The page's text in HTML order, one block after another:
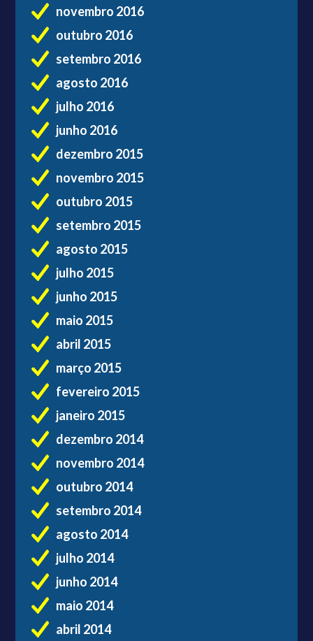
novembro 2016
outubro 2016
setembro 2016
agosto 2016
julho 2016
junho 2016
dezembro 2015
novembro 2015
outubro 2015
setembro 2015
agosto 2015
julho 2015
junho 2015
maio 2015
abril 2015
março 2015
fevereiro 2015
janeiro 2015
dezembro 2014
novembro 2014
outubro 2014
setembro 2014
agosto 2014
julho 2014
junho 2014
maio 2014
abril 2014